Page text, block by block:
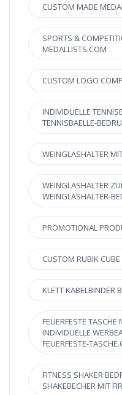
CUSTOM MADE
SPORTS &
MEDALLISTS.COM
CUSTOM LOGO
INDIVIDUELLE
TENNISBAELLE-
WEINGLASHALTER
WEINGLASHALTER
WEINGLASHALTER-
PROMOTIONAL
CUSTOM RUBIK
KLETT KABELBINDER
FEUERFESTE
INDIVIDUELLE
FEUERFESTE-
FITNESS SHAKER
SHAKEBECHER MIT